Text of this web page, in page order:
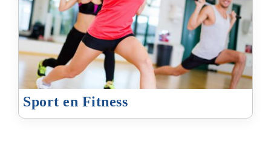
Sport en Fitness